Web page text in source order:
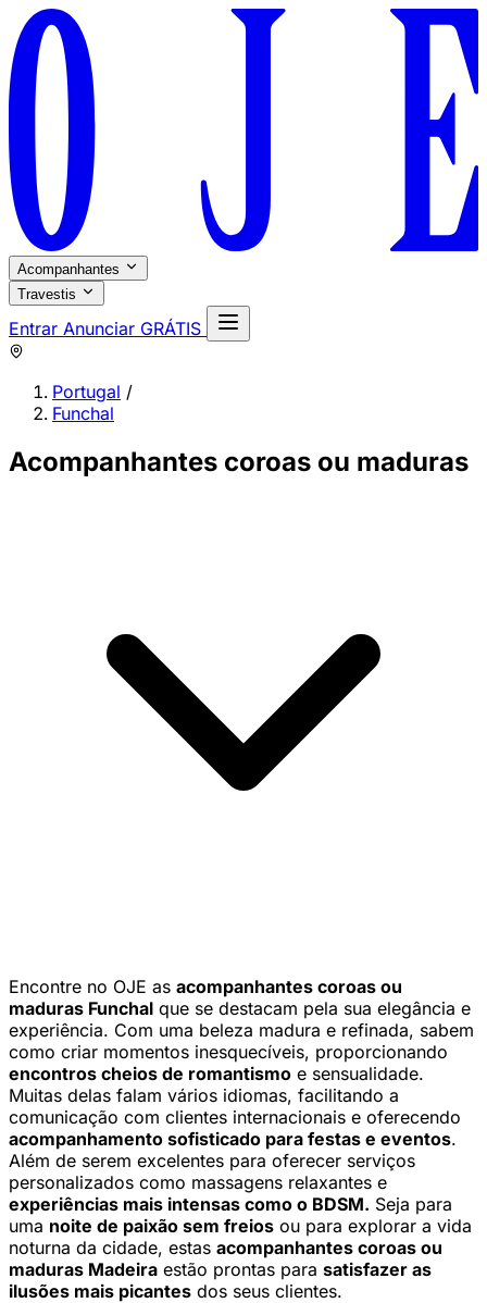
Acompanhantes
Travestis
Entrar Anunciar GRÁTIS
Portugal /
Funchal
Acompanhantes coroas ou maduras
Encontre no OJE as acompanhantes coroas ou
maduras Funchal que se destacam pela sua elegância e
experiência. Com uma beleza madura e refinada, sabem
como criar momentos inesquecíveis, proporcionando
encontros cheios de romantismo e sensualidade.
Muitas delas falam vários idiomas, facilitando a
comunicação com clientes internacionais e oferecendo
acompanhamento sofisticado para festas e eventos.
Além de serem excelentes para oferecer serviços
personalizados como massagens relaxantes e
experiências mais intensas como o BDSM. Seja para
uma noite de paixão sem freios ou para explorar a vida
noturna da cidade, estas acompanhantes coroas ou
maduras Madeira estão prontas para satisfazer as
ilusões mais picantes dos seus clientes.